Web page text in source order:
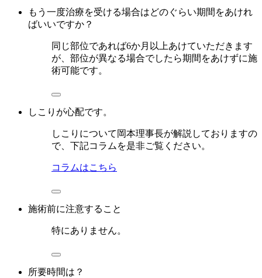
もう一度治療を受ける場合はどのぐらい期間をあけれ
ばいいですか？
同じ部位であれば6か月以上あけていただきます
が、部位が異なる場合でしたら期間をあけずに施
術可能です。
しこりが心配です。
しこりについて岡本理事長が解説しておりますの
で、下記コラムを是非ご覧ください。
コラムはこちら
施術前に注意すること
特にありません。
所要時間は？